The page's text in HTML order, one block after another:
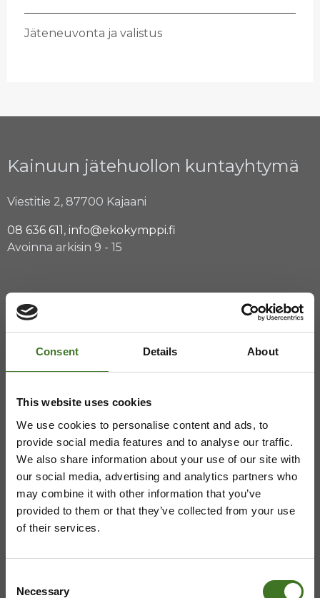
Consent Details About
This website uses cookies
We use cookies to personalise content and ads, to
provide social media features and to analyse our traffic.
We also share information about your use of our site with
our social media, advertising and analytics partners who
may combine it with other information that you’ve
provided to them or that they’ve collected from your use
of their services.
Selection
Necessary
Jä­te­neu­von­ta ja va­lis­tus
Kainuun jätehuollon kuntayhtymä
Viestitie 2, 87700 Kajaani
08 636 611, info@ekokymppi.fi
Avoinna arkisin 9 - 15
ASIAKASPALVELU
08 636 616,laskutus@ekokymppi.fi
Avoinna arkisin 9 - 17
Majasaaren jätekeskus
Mustantie 500, 87900 Kajaani
044 710 0425,majasaari@ekokymppi.fi
Avoinna ma 8 - 18, ti - pe 8 - 16